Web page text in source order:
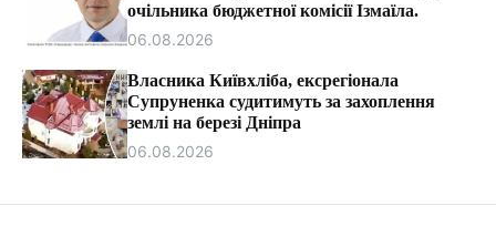
очільника бюджетної комісії Ізмаїла.
06.08.2026
Власника Київхліба, ексрегіонала
Супруненка судитимуть за захоплення
землі на березі Дніпра
06.08.2026